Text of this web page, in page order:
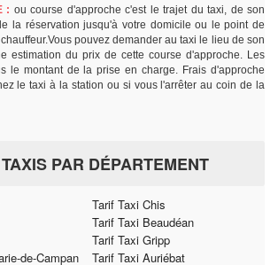
: ou course d'approche c'est le trajet du taxi, de son
la réservation jusqu'à votre domicile ou le point de
pouvez demander au taxi le lieu de son
estimation du prix de cette course d'approche. Les
le montant de la prise en charge. Frais d'approche
le taxi à la station ou si vous l'arrêter au coin de la
PAR DÉPARTEMENT
Tarif Taxi Chis
Tarif Taxi Beaudéan
Tarif Taxi Gripp
de-Campan
Tarif Taxi Auriébat